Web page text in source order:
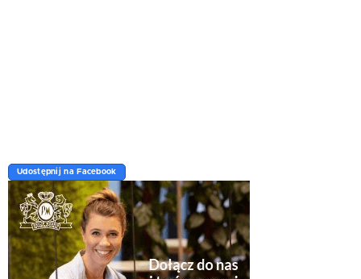
Udostępnij na Facebook